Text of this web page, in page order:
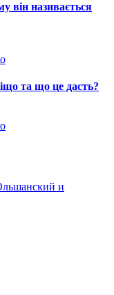
він називається
та що це даcть?